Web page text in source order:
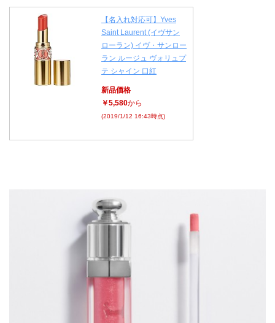
【名入れ対応可】Yves
Saint Laurent (イヴサン
ローラン) イヴ・サンロー
ラン ルージュ ヴォリュプ
テ シャイン 口紅
新品価格
￥5,580から
(2019/1/12 16:43時点)